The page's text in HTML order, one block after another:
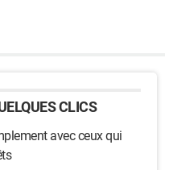
CLICS
avec ceux qui